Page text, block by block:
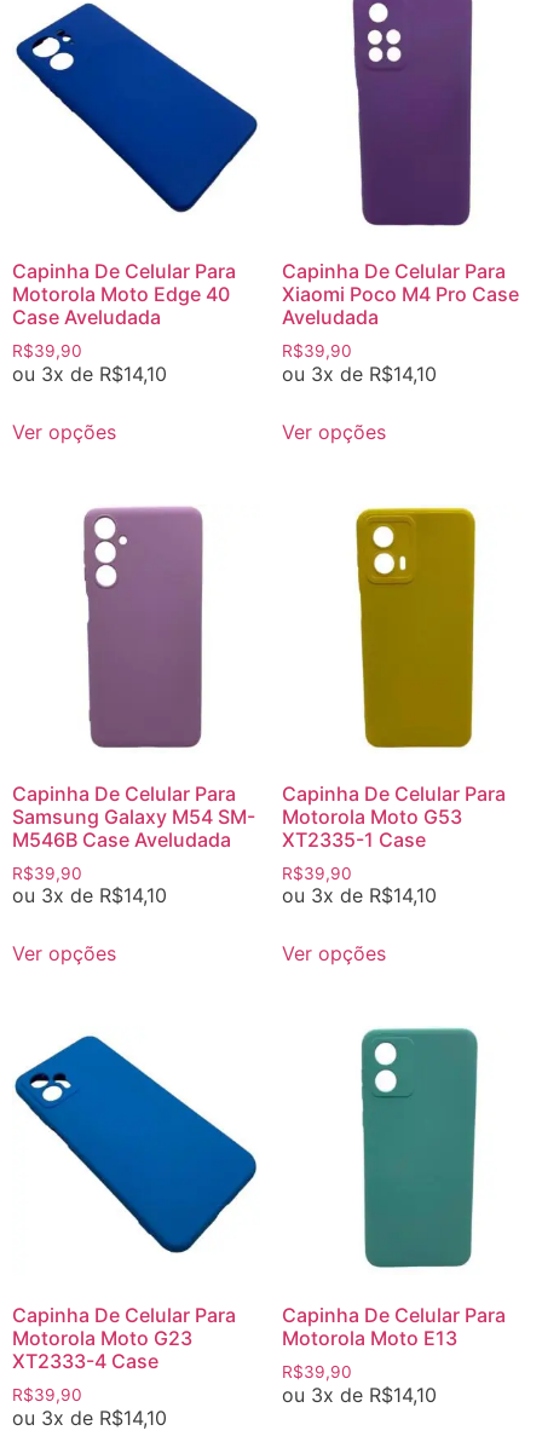
Capinha De Celular Para
Motorola Moto Edge 40
Case Aveludada
R$39,90
ou 3x de R$14,10
Ver opções
Capinha De Celular Para
Xiaomi Poco M4 Pro Case
Aveludada
R$39,90
ou 3x de R$14,10
Ver opções
Capinha De Celular Para
Samsung Galaxy M54 SM-
M546B Case Aveludada
R$39,90
ou 3x de R$14,10
Ver opções
Capinha De Celular Para
Motorola Moto G53
XT2335-1 Case
R$39,90
ou 3x de R$14,10
Ver opções
Capinha De Celular Para
Motorola Moto G23
XT2333-4 Case
R$39,90
ou 3x de R$14,10
Capinha De Celular Para
Motorola Moto E13
R$39,90
ou 3x de R$14,10